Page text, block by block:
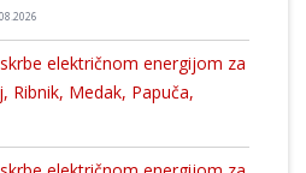
električnom energijom za
Ribnik, Medak, Papuča,